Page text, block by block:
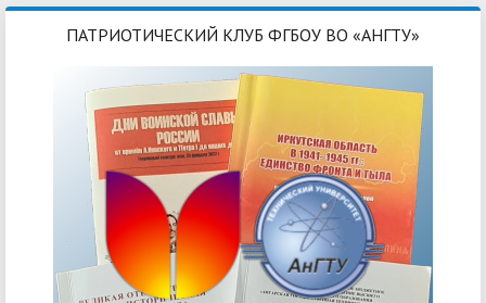
ПАТРИОТИЧЕСКИЙ КЛУБ ФГБОУ ВО «АНГТУ»